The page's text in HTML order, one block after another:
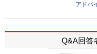
アドバ
Q&A回答